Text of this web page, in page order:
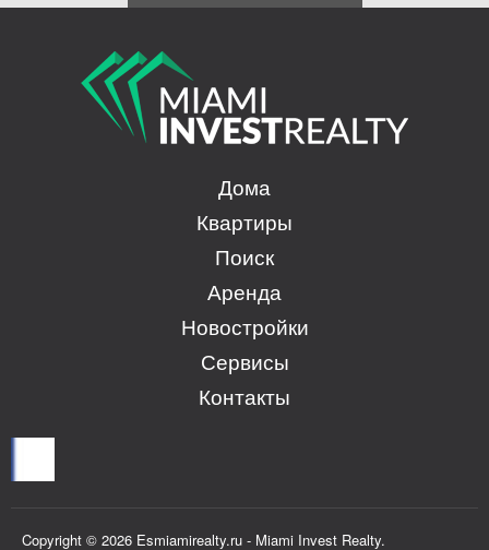
Дома
Квартиры
Поиск
Аренда
Новостройки
Сервисы
Контакты
Copyright © 2026 Esmiamirealty.ru - Miami Invest Realty.